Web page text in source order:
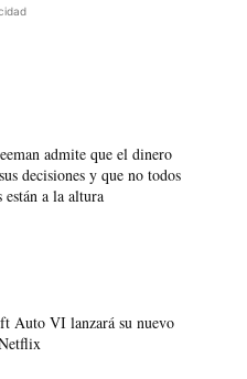
admite que el dinero
decisiones y que no todos
están a la altura
Auto VI lanzará su nuevo